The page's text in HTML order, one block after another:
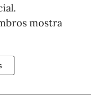
mostra